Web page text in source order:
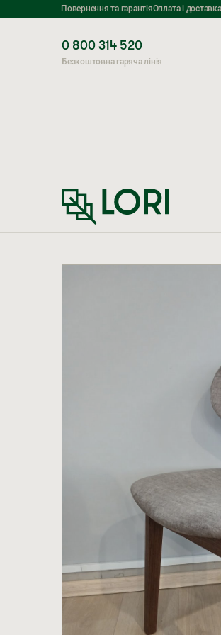
Повернення та гарантіяОплата і доставка
0 800 314 520
Безкоштовна гаряча лінія